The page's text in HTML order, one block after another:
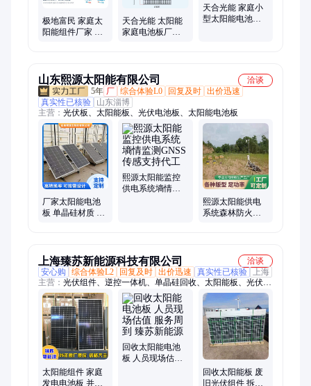
极地富民 家庭太
阳能组件厂家 光
天合光能 太阳能
家庭电池板厂家
天合光能 家庭小
型太阳能电池组
山东熙源太阳能有限公司
洽谈
5年 厂 综合体验L0 回复及时 出价迅速
真实性已核验
山东淄博
主营： 光伏板、太阳能板、光伏电池板、太阳能电池板
厂家太阳能电池
板 单晶硅材质 离
熙源太阳能监控
供电系统墒情监
熙源太阳能供电
系统森林防火农
上海臻苏新能源科技有限公司
洽谈
安心购
综合体验L2 回复及时 出价迅速 真实性已核验
上海
主营： 光伏组件、逆控一体机、单晶硅回收、太阳能板、光伏电
池板、光伏发电板、太阳能光伏板、太阳能电池板、逆变器回
收、重掺硅料回收、回收单晶硅棒
太阳能组件 家庭
发电电池板 并网
回收太阳能电池
板 人员现场估值
回收太阳能板 废
旧光伏组件 拆卸